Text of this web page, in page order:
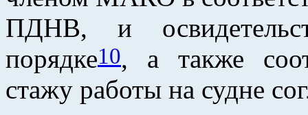
ПДНВ, и
порядке10, а также
стажу работы на судне